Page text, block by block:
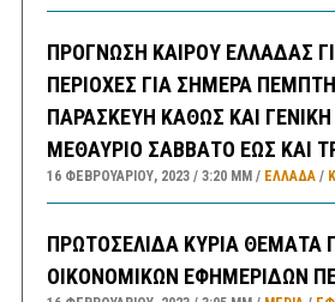
ΠΡΟΓΝΩΣΗ ΚΑΙΡΟΥ ΕΛΛΑΔΑΣ
ΠΕΡΙΟΧΕΣ ΓΙΑ ΣΗΜΕΡΑ ΠΕΜΠΤΗ
ΠΑΡΑΣΚΕΥΗ ΚΑΘΩΣ ΚΑΙ
ΜΕΘΑΥΡΙΟ ΣΑΒΒΑΤΟ ΕΩΣ ΚΑΙ
16 ΦΕΒΡΟΥΑΡΊΟΥ, 2023 3:20 ΜΜ ΕΛΛΑΔA/
ΠΡΩΤΟΣΕΛΙΔΑ ΚΥΡΙΑ ΘΕΜΑΤΑ
ΟΙΚΟΝΟΜΙΚΩΝ ΕΦΗΜΕΡΙΔΩΝ